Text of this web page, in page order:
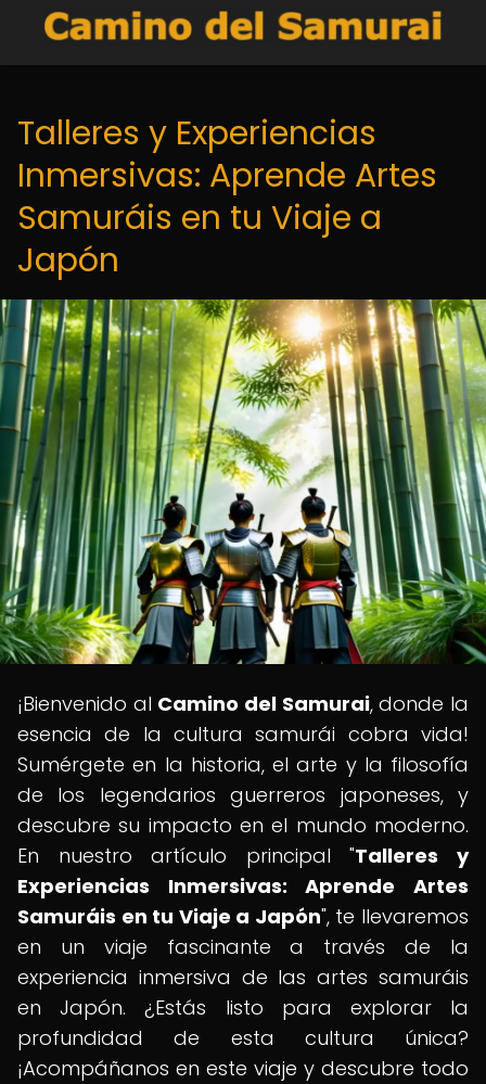
Talleres y Experiencias
Inmersivas: Aprende Artes
Samuráis en tu Viaje a
Japón
¡Bienvenido al Camino del Samurai, donde la
esencia de la cultura samurái cobra vida!
Sumérgete en la historia, el arte y la filosofía
de los legendarios guerreros japoneses, y
descubre su impacto en el mundo moderno.
En nuestro artículo principal "Talleres y
Experiencias Inmersivas: Aprende Artes
Samuráis en tu Viaje a Japón", te llevaremos
en un viaje fascinante a través de la
experiencia inmersiva de las artes samuráis
en Japón. ¿Estás listo para explorar la
profundidad de esta cultura única?
¡Acompáñanos en este viaje y descubre todo